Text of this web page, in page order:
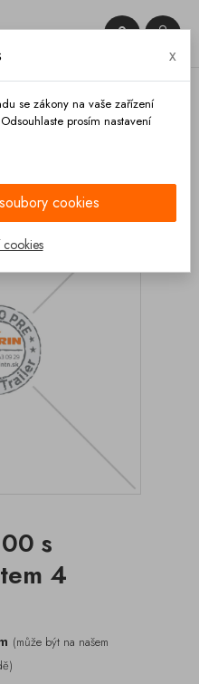


s
4
(může být na našem
x
se zákony na vaše zařízení
prosím nastavení
cookies
cookies